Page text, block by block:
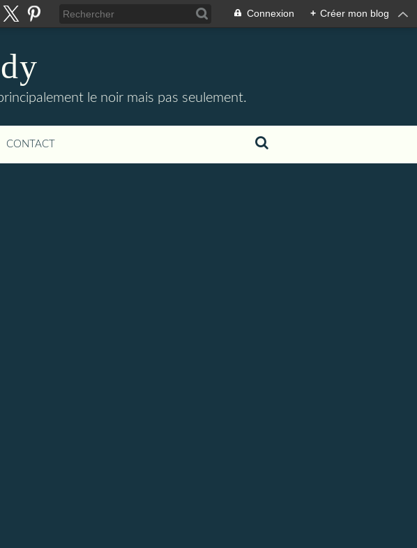
Connexion + Créer mon blog
le noir mais pas seulement.
CONTACT